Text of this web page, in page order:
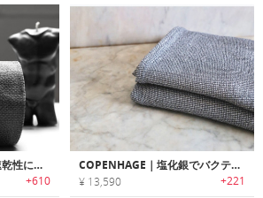
Casa Mera｜吸水性・速乾性に優れたラッフル織りバスタオル「カサ・メラ」
+610
COPENHAGE｜塩化銀でバクテリアの繁殖・臭いが発生しにくいハイパフォーマンスタオル「コペンハーゲン」
¥ 13,590 +221